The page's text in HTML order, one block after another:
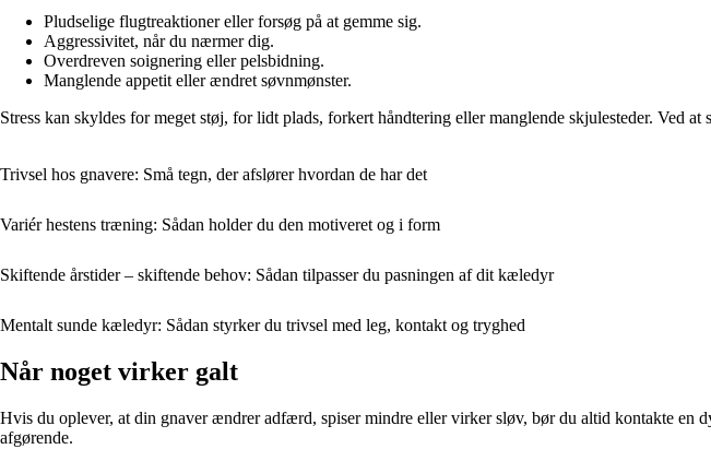
Pludselige flugtreaktioner eller forsøg på at gemme sig.
Aggressivitet, når du nærmer dig.
Overdreven soignering eller pelsbidning.
Manglende appetit eller ændret søvnmønster.
Stress kan skyldes for meget støj, for lidt plads, forkert håndtering eller manglende skjulesteder.
Trivsel hos gnavere: Små tegn, der afslører hvordan de har det
Variér hestens træning: Sådan holder du den motiveret og i form
Skiftende årstider – skiftende behov: Sådan tilpasser du pasningen af dit kæledyr
Mentalt sunde kæledyr: Sådan styrker du trivsel med leg, kontakt og tryghed
Når noget virker galt
Hvis du oplever, at din gnaver ændrer adfærd, spiser mindre eller virker sløv, bør du altid kontakte
afgørende.